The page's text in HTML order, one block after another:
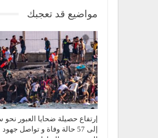
مواضيع قد تعجبك
إرتفاع حصيلة ضحايا العبور نحو
إلى 57 حالة وفاة و تواصل جهود